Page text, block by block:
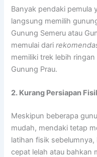
Banyak pendaki pemula
langsung memilih
Gunung Semeru atau
memulai dari
memiliki trek lebih
Gunung Prau.
2. Kurang Persiapan
Meskipun beberapa
mudah, mendaki tetap
latihan fisik
cepat lelah atau bahkan